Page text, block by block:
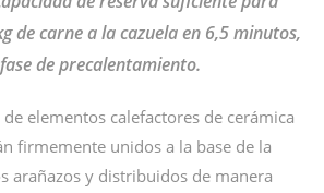
de carne a la cazuela en 6,5 minutos,
de precalentamiento.
de elementos calefactores de cerámica
firmemente unidos a la base de la
arañazos y distribuidos de manera